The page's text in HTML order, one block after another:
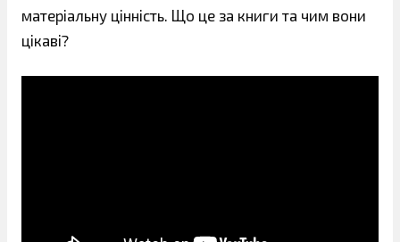
матеріальну цінність. Що це за книги та чим вони
цікаві?